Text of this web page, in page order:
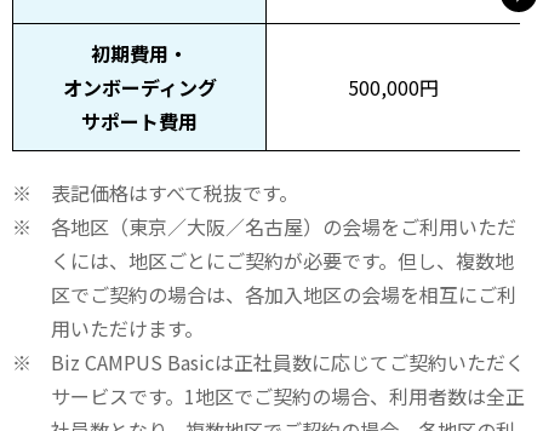
初期費用・
オンボーディング
サポート費用
500,000円
表記価格はすべて税抜です。
各地区（東京／大阪／名古屋）の会場をご利用いただ
くには、地区ごとにご契約が必要です。但し、複数地
区でご契約の場合は、各加入地区の会場を相互にご利
用いただけます。
Biz CAMPUS Basicは正社員数に応じてご契約いただく
サービスです。1地区でご契約の場合、利用者数は全正